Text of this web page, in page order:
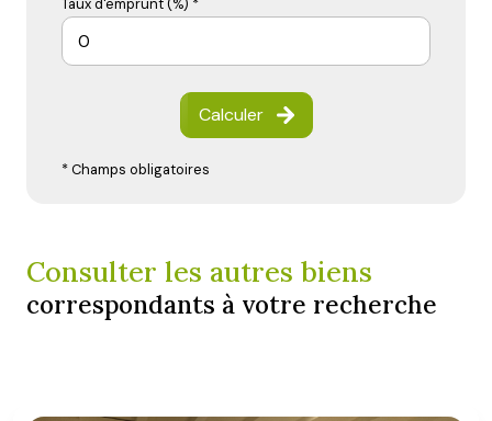
Taux d'emprunt (%) *
Calculer
* Champs obligatoires
Consulter les autres biens
correspondants à votre recherche